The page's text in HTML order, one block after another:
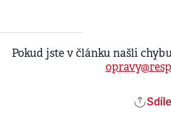
Pokud jste v článku našli